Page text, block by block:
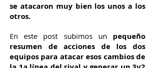
se atacaron muy bien los unos a los
otros.
En este post subimos un pequeño
resumen de acciones de los dos
equipos para atacar esos cambios de